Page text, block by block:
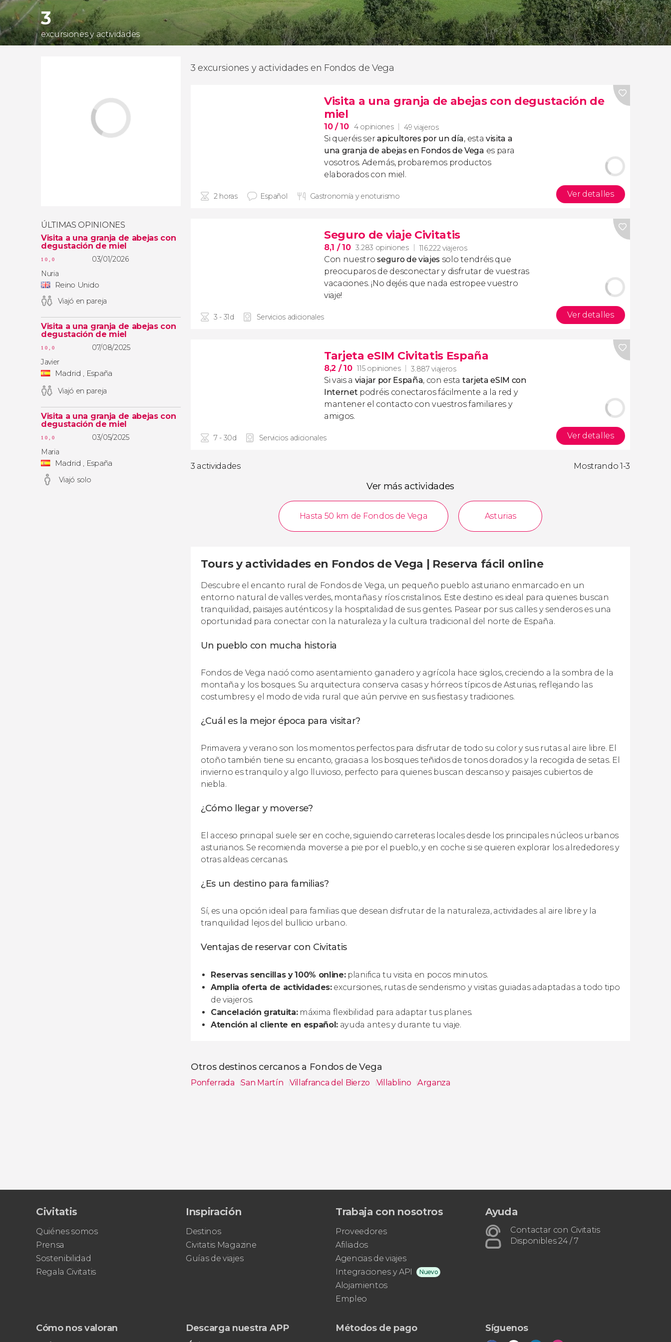
3
excursiones y actividades
ÚLTIMAS OPINIONES
Visita a una granja de abejas con
degustación de miel
10,0
03/01/2026
Nuria
Reino Unido
Viajó en pareja
Visita a una granja de abejas con
degustación de miel
10,0
07/08/2025
Javier
Madrid , España
Viajó en pareja
Visita a una granja de abejas con
degustación de miel
10,0
03/05/2025
Maria
Madrid , España
Viajó solo
3 excursiones y actividades en Fondos de Vega
Visita a una granja de abejas con degustación de
miel
10/ 10 4 opiniones 49 viajeros
Si queréis serapicultores por un día, esta visita a
una granja de abejas en Fondos de Vega es para
vosotros. Además, probaremos productos
elaborados con miel.
2 horas Español Gastronomía y enoturismo Ver detalles
Seguro de viaje Civitatis
8,1 / 10 3.283 opiniones 116.222 viajeros
Con nuestroseguro de viajes solo tendréis que
preocuparos de desconectar y disfrutar de vuestras
vacaciones. ¡No dejéis que nada estropee vuestro
viaje!
3 - 31d Servicios adicionales Ver detalles
Tarjeta eSIM Civitatis España
8,2 / 10 115 opiniones 3.887 viajeros
Si vais a viajar por España, con esta tarjeta eSIM con
Internet podréis conectaros fácilmente a la red y
mantener el contacto con vuestros familiares y
amigos.
7 - 30d Servicios adicionales Ver detalles
3 actividades Mostrando 1-3
Ver más actividades
Hasta 50 km de Fondos de Vega Asturias
Tours y actividades en Fondos de Vega | Reserva fácil online
Descubre el encanto rural de Fondos de Vega, un pequeño pueblo asturiano enmarcado en un
entorno natural de valles verdes, montañas y ríos cristalinos. Este destino es ideal para quienes buscan
tranquilidad, paisajes auténticos y la hospitalidad de sus gentes. Pasear por sus calles y senderos es una
oportunidad para conectar con la naturaleza y la cultura tradicional del norte de España.
Un pueblo con mucha historia
Fondos de Vega nació como asentamiento ganadero y agrícola hace siglos, creciendo a la sombra de la
montaña y los bosques. Su arquitectura conserva casas y hórreos típicos de Asturias, reflejando las
costumbres y el modo de vida rural que aún pervive en sus fiestas y tradiciones.
¿Cuál es la mejor época para visitar?
Primavera y verano son los momentos perfectos para disfrutar de todo su color y sus rutas al aire libre. El
otoño también tiene su encanto, gracias a los bosques teñidos de tonos dorados y la recogida de setas. El
invierno es tranquilo y algo lluvioso, perfecto para quienes buscan descanso y paisajes cubiertos de
niebla.
¿Cómo llegar y moverse?
El acceso principal suele ser en coche, siguiendo carreteras locales desde los principales núcleos urbanos
asturianos. Se recomienda moverse a pie por el pueblo, y en coche si se quieren explorar los alrededores y
otras aldeas cercanas.
¿Es un destino para familias?
Sí, es una opción ideal para familias que desean disfrutar de la naturaleza, actividades al aire libre y la
tranquilidad lejos del bullicio urbano.
Ventajas de reservar con Civitatis
Reservas sencillas y 100% online:planifica tu visita en pocos minutos.
Amplia oferta de actividades:excursiones, rutas de senderismo y visitas guiadas adaptadas a todo tipo
de viajeros.
Cancelación gratuita:máxima flexibilidad para adaptar tus planes.
Atención al cliente en español: ayuda antes y durante tu viaje.
Otros destinos cercanos a Fondos de Vega
Ponferrada San Martín Villafranca del Bierzo Villablino Arganza
Civitatis
Quiénes somos
Prensa
Sostenibilidad
Regala Civitatis
Inspiración
Destinos
Civitatis Magazine
Guías de viajes
Trabaja con nosotros
Proveedores
Afiliados
Agencias de viajes
Integraciones y API
Nuevo
Alojamientos
Empleo
Ayuda
Contactar con Civitatis
Disponibles 24 / 7
Cómo nos valoran
Descarga nuestra APP Métodos de pago Síguenos